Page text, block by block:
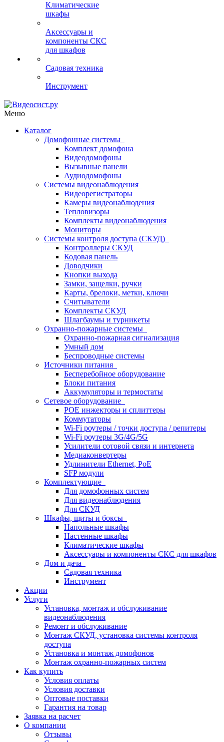
Климатические
шкафы
Аксессуары и
компоненты СКС
для шкафов
Садовая техника
Инструмент
Меню
Каталог
Домофонные системы
Комплект домофона
Видеодомофоны
Вызывные панели
Аудиодомофоны
Системы видеонаблюдения
Видеорегистраторы
Камеры видеонаблюдения
Тепловизоры
Комплекты видеонаблюдения
Мониторы
Системы контроля доступа (СКУД)
Контроллеры СКУД
Кодовая панель
Доводчики
Кнопки выхода
Замки, защелки, ручки
Карты, брелоки, метки, ключи
Считыватели
Комплекты СКУД
Шлагбаумы и турникеты
Охранно-пожарные системы
Охранно-пожарная сигнализация
Умный дом
Беспроводные системы
Источники питания
Бесперебойное оборудование
Блоки питания
Аккумуляторы и термостаты
Сетевое оборудование
POE инжекторы и сплиттеры
Коммутаторы
Wi-Fi роутеры / точки доступа / репитеры
Wi-Fi роутеры 3G/4G/5G
Усилители сотовой связи и интернета
Медиаконвертеры
Удлинители Ethernet, PoE
SFP модули
Комплектующие
Для домофонных систем
Для видеонаблюдения
Для СКУД
Шкафы, щиты и боксы
Напольные шкафы
Настенные шкафы
Климатические шкафы
Аксессуары и компоненты СКС для шкафов
Дом и дача
Садовая техника
Инструмент
Акции
Услуги
Установка, монтаж и обслуживание
видеонаблюдения
Ремонт и обслуживание
Монтаж СКУД, установка системы контроля
доступа
Установка и монтаж домофонов
Монтаж охранно-пожарных систем
Как купить
Условия оплаты
Условия доставки
Оптовые поставки
Гарантия на товар
Заявка на расчет
О компании
Отзывы